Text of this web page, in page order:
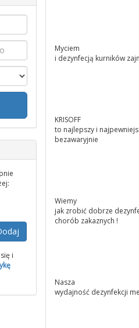
i
Myciem
i dezynfecją kurników
KRISOFF
to najlepszy i
bezawaryjnie
Wiemy
jak zrobić dobrze
chorób zakaznych !
Nasza
wydajność dezynfekcji